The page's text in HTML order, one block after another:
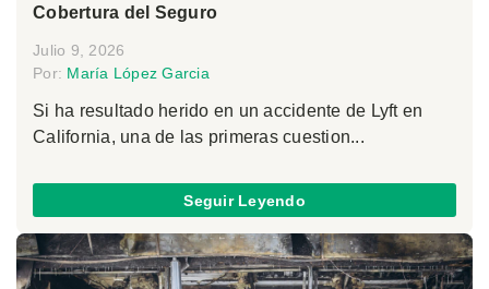
Cobertura del Seguro
Julio 9, 2026
Por: María López Garcia
Si ha resultado herido en un accidente de Lyft en
California, una de las primeras cuestion...
Seguir Leyendo